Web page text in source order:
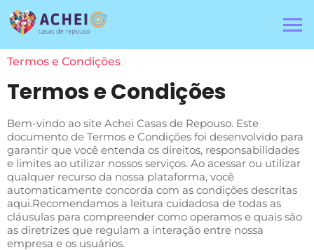
Termos e Condições
Termos e Condições
Bem-vindo ao site Achei Casas de Repouso. Este
documento de Termos e Condições foi desenvolvido para
garantir que você entenda os direitos, responsabilidades
e limites ao utilizar nossos serviços. Ao acessar ou utilizar
qualquer recurso da nossa plataforma, você
automaticamente concorda com as condições descritas
aqui.Recomendamos a leitura cuidadosa de todas as
cláusulas para compreender como operamos e quais são
as diretrizes que regulam a interação entre nossa
empresa e os usuários.